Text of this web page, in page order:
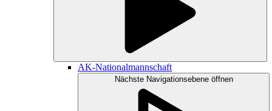
AK-Nationalmannschaft
Nächste Navigationsebene öffnen